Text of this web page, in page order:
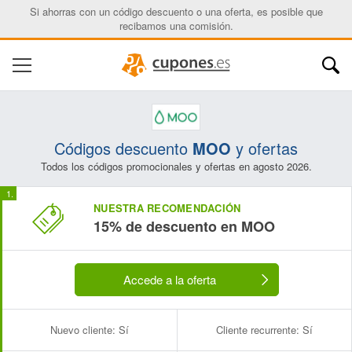
Si ahorras con un código descuento o una oferta, es posible que
recibamos una comisión.
Códigos descuento MOO y ofertas
Todos los códigos promocionales y ofertas en agosto 2026.
NUESTRA RECOMENDACIÓN
15% de descuento en MOO
Accede a la oferta
Nuevo cliente: Sí Cliente recurrente: Sí